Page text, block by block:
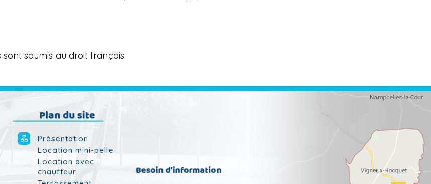
soumis au droit français.
Présentation
Location mini-pelle
Location avec
chauffeur